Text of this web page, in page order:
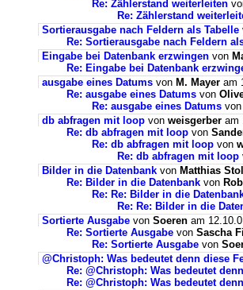
Re: Zählerstand weiterleiten
Re: Zählerstand
Sortierausgabe nach Feldern als Tabelle
Re: Sortierausgabe nach Feldern
Eingabe bei Datenbank erzwingen von
Re: Eingabe bei Datenbank
ausgabe eines Datums von M. Mayer am
Re: ausgabe eines Datums von
Re: ausgabe eines Datums von
db abfragen mit loop von weisgerber am
Re: db abfragen mit loop von
Re: db abfragen mit loop von
Re: db abfragen mit loop
Bilder in die Datenbank von Matthias Stoll
Re: Bilder in die Datenbank von
Re: Re: Bilder in die
Re: Re: Bilder in die
Sortierte Ausgabe von Soeren am
Re: Sortierte Ausgabe von Sascha
Re: Sortierte Ausgabe von
@Christoph: Was bedeutet denn diese
Re: @Christoph: Was bedeutet
Re: @Christoph: Was bedeutet